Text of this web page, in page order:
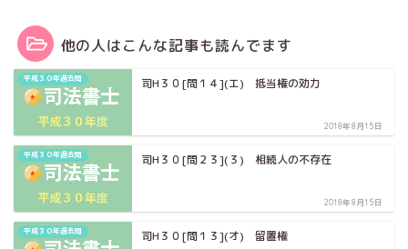
他の人はこんな記事も読んでます
平成３０年過去問 司H３０[問１４](エ) 抵当権の効力
2018年8月15日
平成３０年過去問 司H３０[問２３](３) 相続人の不存在
2018年8月15日
平成３０年過去問 司H３０[問１３](オ) 留置権